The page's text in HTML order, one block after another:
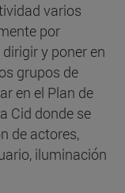
varios
por
y poner en
grupos de
en el Plan de
Cid donde se
de actores,
iluminación